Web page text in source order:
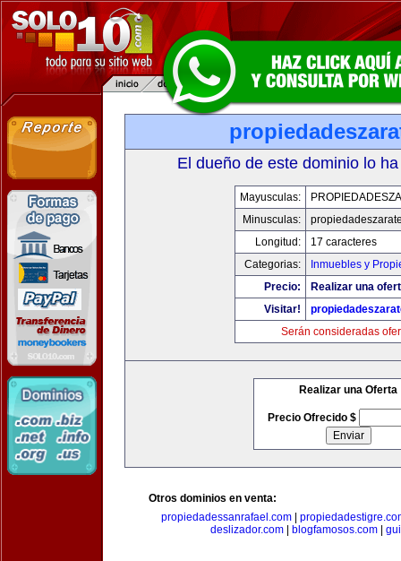
El dueño de este dominio lo
Mayusculas:
Minusculas:
Longitud:
17 caracteres
Categorias:
Inmuebles y
Precio:
Realizar una
Visitar!
Serán consideradas
Realizar una Oferta
Precio Ofrecido $
Otros dominios en venta:
propiedadessanrafael.com
deslizador.com| blogfamosos.com|